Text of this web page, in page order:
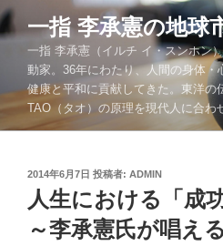
コ
ン
ツ
一指 李承憲の地球
一指 李承憲（イルチ イ・スンホン
動家。36年にわたり、人間の身体
健康と平和に貢献してきた。東洋の
TAO（タオ）の原理を現代人に合わ
投
日:
2014年6月7日 投稿者: ADMIN
人生における「成
～李承憲氏が唱え